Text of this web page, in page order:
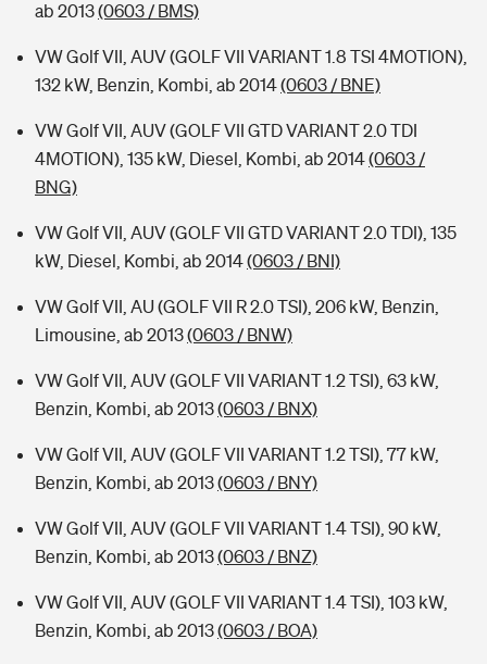
ab 2013(0603 / BMS)
VW Golf VII, AUV (GOLF VII VARIANT 1.8 TSI 4MOTION),
132 kW, Benzin, Kombi, ab 2014(0603 / BNE)
VW Golf VII, AUV (GOLF VII GTD VARIANT 2.0 TDI
4MOTION), 135 kW, Diesel, Kombi, ab 2014(0603 /
BNG)
VW Golf VII, AUV (GOLF VII GTD VARIANT 2.0 TDI), 135
kW, Diesel, Kombi, ab 2014(0603 / BNI)
VW Golf VII, AU (GOLF VII R 2.0 TSI), 206 kW, Benzin,
Limousine, ab 2013(0603 / BNW)
VW Golf VII, AUV (GOLF VII VARIANT 1.2 TSI), 63 kW,
Benzin, Kombi, ab 2013(0603 / BNX)
VW Golf VII, AUV (GOLF VII VARIANT 1.2 TSI), 77 kW,
Benzin, Kombi, ab 2013(0603 / BNY)
VW Golf VII, AUV (GOLF VII VARIANT 1.4 TSI), 90 kW,
Benzin, Kombi, ab 2013(0603 / BNZ)
VW Golf VII, AUV (GOLF VII VARIANT 1.4 TSI), 103 kW,
Benzin, Kombi, ab 2013(0603 / BOA)